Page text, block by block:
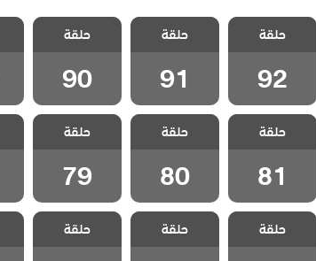
مسلسل العشق
عناداً مدبلج
الحلقة 92
حلقة
92
مسلسل العشق
عناداً مدبلج
الحلقة 91
حلقة
91
مسلسل العشق
عناداً مدبلج
الحلقة 90
حلقة
90
مسلسل العشق
عناداً مدبلج
الحلقة 81
حلقة
81
مسلسل العشق
عناداً مدبلج
الحلقة 80
حلقة
80
مسلسل العشق
عناداً مدبلج
الحلقة 79
حلقة
79
مسلسل العشق
عناداً مدبلج
الحلقة 70
حلقة
مسلسل العشق
عناداً مدبلج
الحلقة 69
حلقة
مسلسل العشق
عناداً مدبلج
الحلقة 68
حلقة